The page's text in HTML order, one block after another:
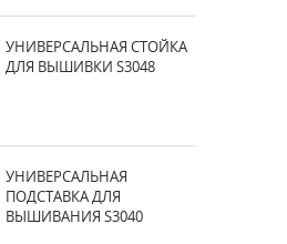
УНИВЕРСАЛЬНАЯ СТОЙКА
ДЛЯ ВЫШИВКИ S3048
УНИВЕРСАЛЬНАЯ
ПОДСТАВКА ДЛЯ
ВЫШИВАНИЯ S3040